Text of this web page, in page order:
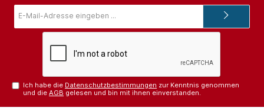
Mail-
Ich habe die Datenschutzbestimmungen zur Kenntnis genommen
und dieAGB gelesen und bin mit ihnen einverstanden.